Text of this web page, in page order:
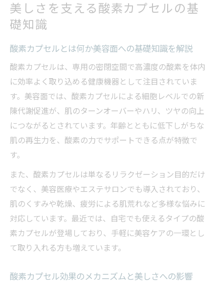
美しさを支える酸素カプセルの基
礎知識
酸素カプセルとは何か美容面への基礎知識を解説
酸素カプセルは、専用の密閉空間で高濃度の酸素を体内
に効率よく取り込める健康機器として注目されていま
す。美容面では、酸素カプセルによる細胞レベルでの新
陳代謝促進が、肌のターンオーバーやハリ、ツヤの向上
につながるとされています。年齢とともに低下しがちな
肌の再生力を、酸素の力でサポートできる点が特徴で
す。
また、酸素カプセルは単なるリラクゼーション目的だけ
でなく、美容医療やエステサロンでも導入されており、
肌のくすみや乾燥、疲労による肌荒れなど多様な悩みに
対応しています。最近では、自宅でも使えるタイプの酸
素カプセルが登場しており、手軽に美容ケアの一環とし
て取り入れる方も増えています。
酸素カプセル効果のメカニズムと美しさへの影響